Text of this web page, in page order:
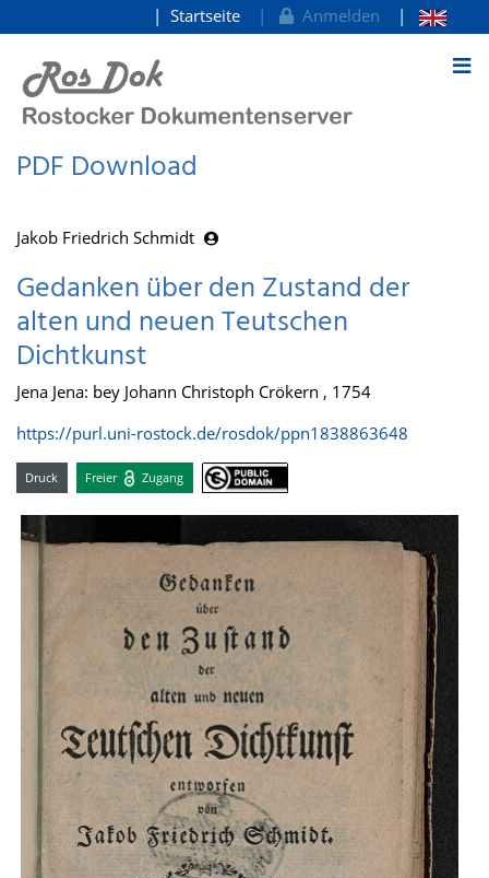
zum Inhalt
Startseite Anmelden
PDF Download
Jakob Friedrich Schmidt
Gedanken über den Zustand der
alten und neuen Teutschen
Dichtkunst
Jena Jena: bey Johann Christoph Crökern , 1754
https://purl.uni-rostock.de/rosdok/ppn1838863648
Druck Freier Zugang